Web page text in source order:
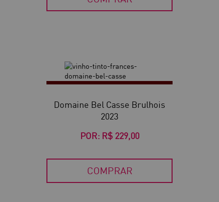
Domaine Bel Casse Brulhois
2023
POR: R$ 229,00
COMPRAR